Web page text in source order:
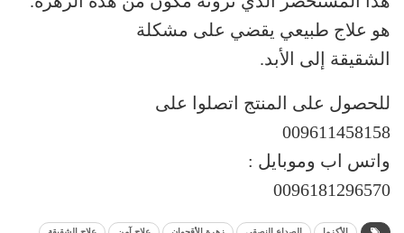
هو علاج طبيعي يقضي على مشكلة
الشقيقة إلى الأبد.
للحصول على المنتج اتصلوا على
009611458158
واتس اب وموبايل :
0096181296570